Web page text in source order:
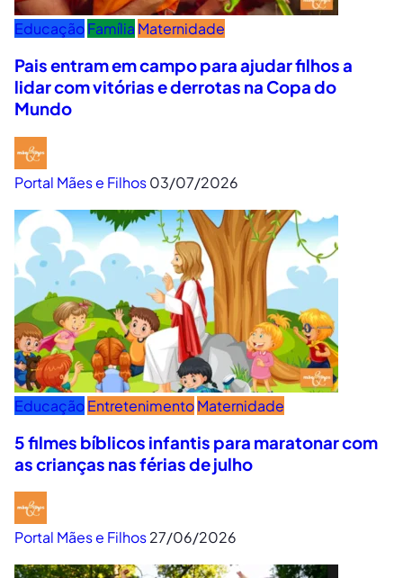
EducaçãoFamília Maternidade
Pais entram em campo para ajudar filhos a
lidar com vitórias e derrotas na Copa do
Mundo
Portal Mães e Filhos03/07/2026
EducaçãoEntretenimentoMaternidade
5 filmes bíblicos infantis para maratonar com
as crianças nas férias de julho
Portal Mães e Filhos27/06/2026